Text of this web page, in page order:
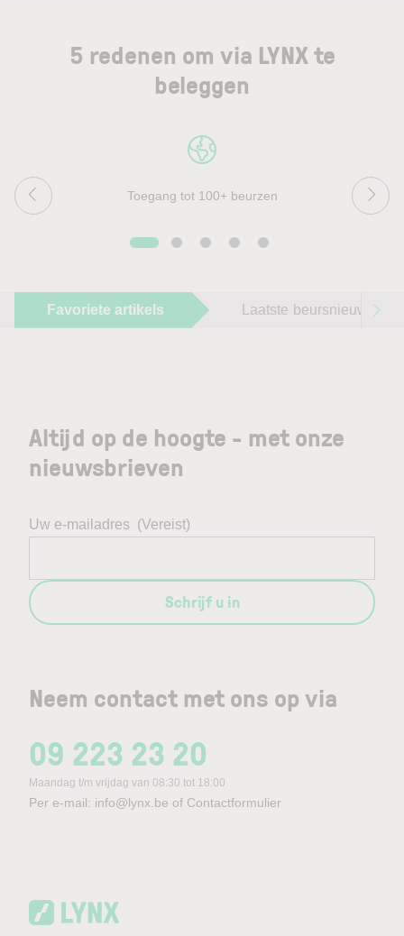
5 redenen om via LYNX te
beleggen
Toegang tot 100+ beurzen
Favoriete artikels Laatste beursnieuws
Neem contact met ons op via
09 223 23 20
Maandag t/m vrijdag van 08:30 tot 18:00
Per e-mail: info@lynx.be of Contactformulier
Altijd op de hoogte - met onze
nieuwsbrieven
Uw e-mailadres (Vereist)
Schrijf u in